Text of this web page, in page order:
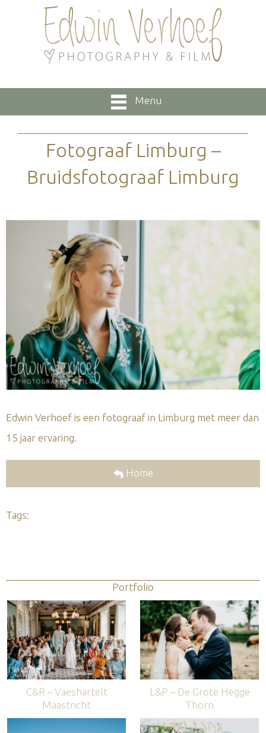
Menu
Fotograaf Limburg –
Bruidsfotograaf Limburg
Edwin Verhoef is een fotograaf in Limburg met meer dan
15 jaar ervaring.
Home
Tags:
Portfolio
C&R – Vaeshartelt
Maastricht
L&P – De Grote Hegge
Thorn